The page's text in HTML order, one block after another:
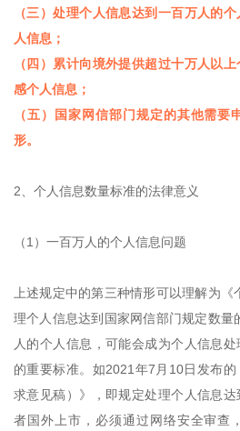
（三）处理个人信息达到一百万人的
人信息；
（四）累计向境外提供超过十万人以
感个人信息；
（五）国家网信部门规定的其他需要
形。
2、个人信息数量标准的法律意义
（1）一百万人的个人信息问题
上述规定中的第三种情形可以理解为
理个人信息达到国家网信部门规定数量
人的个人信息，可能会成为个人信息
的重要标准。如2021年7月10日发布
求意见稿）》，即规定处理个人信息
者国外上市，必须通过网络安全审查